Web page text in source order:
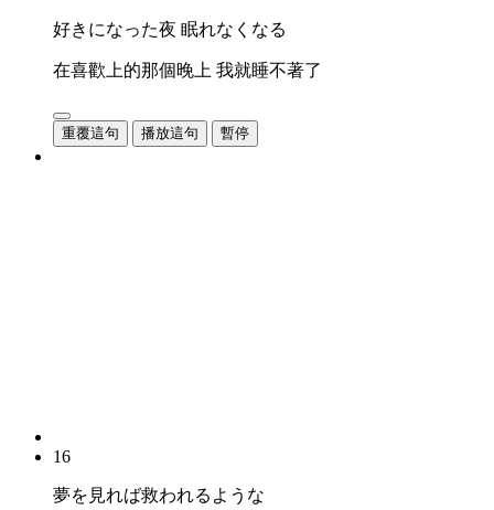
好きになった夜 眠れなくなる
在喜歡上的那個晚上 我就睡不著了
重覆這句 播放這句 暫停
16
夢を見れば救われるような